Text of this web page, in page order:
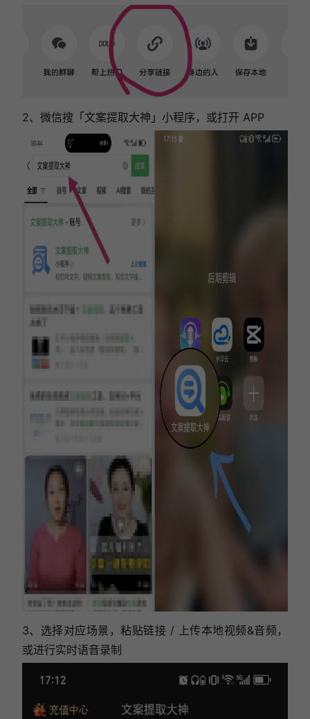
2、微信搜「文案提取大神」小程序，或打开 APP
3、选择对应场景，粘贴链接 / 上传本地视频&音频，
或进行实时语音录制